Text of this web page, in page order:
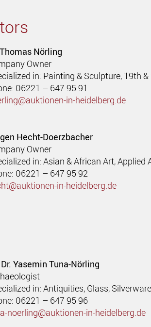
Nörling
Owner
in: Painting & Sculpture, 19th
06221 – 647 95 91
auktionen-in-heidelberg.de
Hecht-Doerzbacher
Owner
in: Asian & African Art, Applied
06221 – 647 95 92
in-heidelberg.de
Yasemin Tuna-Nörling
in: Antiquities, Glass,
06221 – 647 95 96
noerling@auktionen-in-heidelberg.de